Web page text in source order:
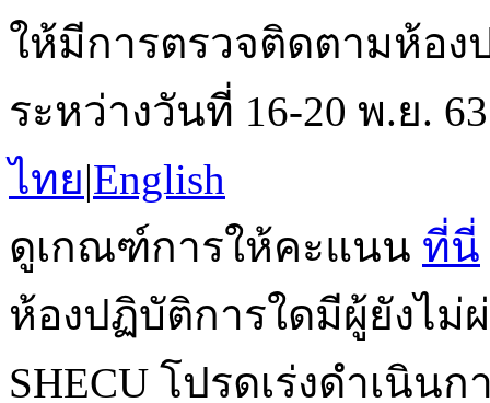
ให้มีการตรวจติดตามห้อง
ระหว่างวันที่ 16-20 พ.ย.
ไทย|English
ดูเกณฑ์การให้คะแนน ที่นี่
ห้องปฏิบัติการใดมีผู้ยังไ
SHECU โปรดเร่งดำเนินก